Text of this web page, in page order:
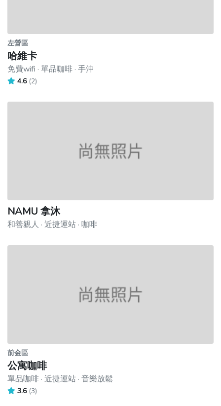
左營區
哈維卡
免費wifi · 單品咖啡 · 手沖
4.6 (2)
NAMU 拿沐
和善親人 · 近捷運站 · 咖啡
前金區
公寓咖啡
單品咖啡 · 近捷運站 · 音樂放鬆
3.6 (3)